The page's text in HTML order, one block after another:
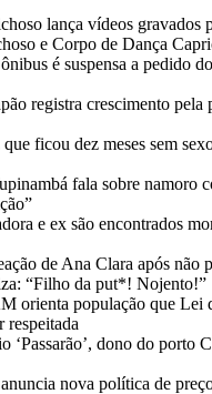
lança vídeos gravados
e Corpo de Dança
é suspensa a pedido
registra crescimento pela
ficou dez meses sem
fala sobre namoro
e ex são encontrados
de Ana Clara após não
“Filho da put*! Nojento!”
orienta população que Lei
respeitada
‘Passarão’, dono do porto
nova política de